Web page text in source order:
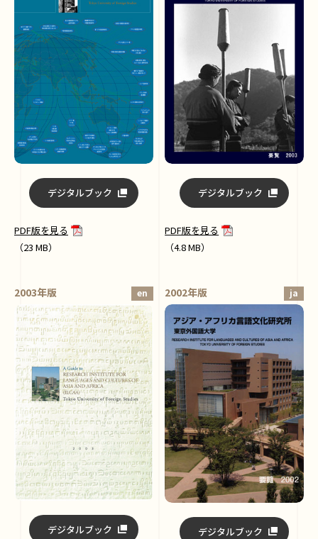
デジタルブック
PDF版を見る
（23 MB）
デジタルブック
PDF版を見る
（4.8 MB）
2003年版 en
デジタルブック
2002年版 ja
デジタルブック